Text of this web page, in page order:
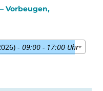
Vorbeugen,
-09:00 - 17:00 Uhr